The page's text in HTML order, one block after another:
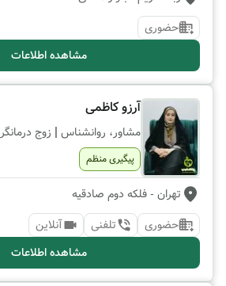
حضوری
مشاهده اطلاعات
آرزو کاظمی
مشاور، روانشناس | زوج درمانگر
پیگیری منظم
تهران - فلکه دوم صادقیه
حضوری
تلفنی
آنلاین
مشاهده اطلاعات